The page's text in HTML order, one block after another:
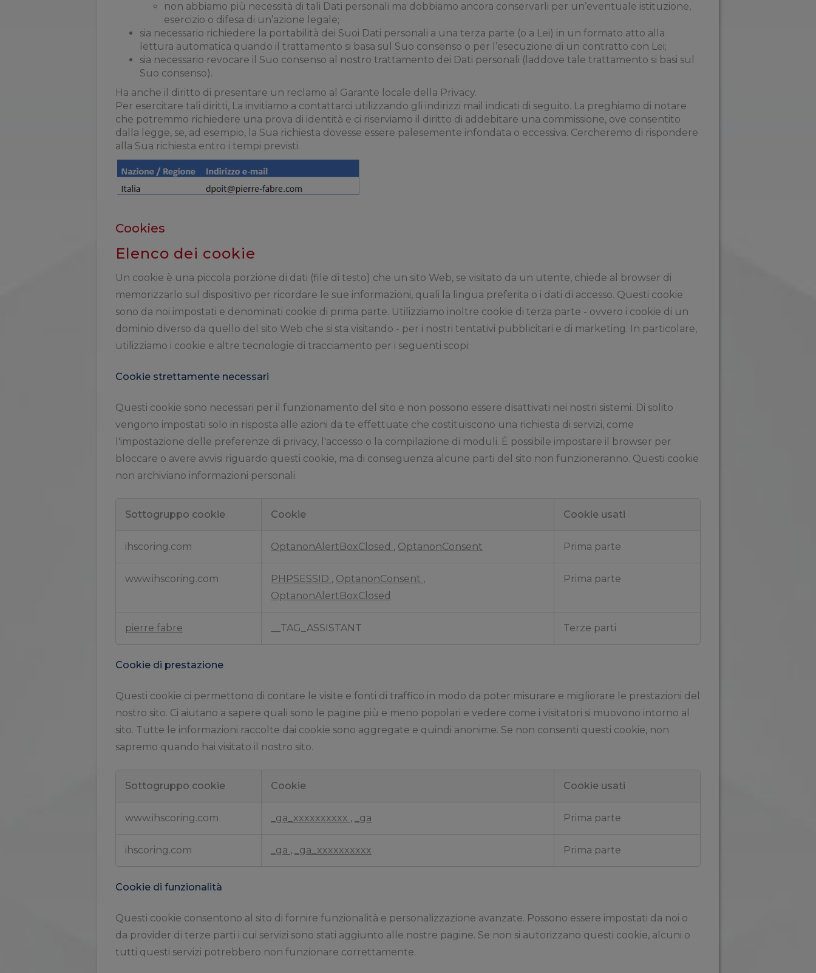
non abbiamo più necessità di tali Dati personali ma dobbiamo ancora conservarli per un’eventuale istituzione,
esercizio o difesa di un’azione legale;
sia necessario richiedere la portabilità dei Suoi Dati personali a una terza parte (o a Lei) in un formato atto alla
lettura automatica quando il trattamento si basa sul Suo consenso o per l’esecuzione di un contratto con Lei;
sia necessario revocare il Suo consenso al nostro trattamento dei Dati personali (laddove tale trattamento si basi sul
Suo consenso).
Ha anche il diritto di presentare un reclamo al Garante locale della Privacy.
Per esercitare tali diritti, La invitiamo a contattarci utilizzando gli indirizzi mail indicati di seguito. La preghiamo di notare
che potremmo richiedere una prova di identità e ci riserviamo il diritto di addebitare una commissione, ove consentito
dalla legge, se, ad esempio, la Sua richiesta dovesse essere palesemente infondata o eccessiva. Cercheremo di rispondere
alla Sua richiesta entro i tempi previsti.
Cookies
Elenco dei cookie
Un cookie è una piccola porzione di dati (file di testo) che un sito Web, se visitato da un utente, chiede al browser di
memorizzarlo sul dispositivo per ricordare le sue informazioni, quali la lingua preferita o i dati di accesso. Questi cookie
sono da noi impostati e denominati cookie di prima parte. Utilizziamo inoltre cookie di terza parte - ovvero i cookie di un
dominio diverso da quello del sito Web che si sta visitando - per i nostri tentativi pubblicitari e di marketing. In particolare,
utilizziamo i cookie e altre tecnologie di tracciamento per i seguenti scopi:
Cookie strettamente necessari
Questi cookie sono necessari per il funzionamento del sito e non possono essere disattivati ​​nei nostri sistemi. Di solito
vengono impostati solo in risposta alle azioni da te effettuate che costituiscono una richiesta di servizi, come
l'impostazione delle preferenze di privacy, l'accesso o la compilazione di moduli. È possibile impostare il browser per
bloccare o avere avvisi riguardo questi cookie, ma di conseguenza alcune parti del sito non funzioneranno. Questi cookie
non archiviano informazioni personali.
strettamente
necessari
Sottogruppo cookie Cookie Cookie usati
ihscoring.com OptanonAlertBoxClosed , OptanonConsent Prima parte
www.ihscoring.com PHPSESSID , OptanonConsent ,
OptanonAlertBoxClosed
Prima parte
pierre fabre __TAG_ASSISTANT Terze parti
Cookie di prestazione
Questi cookie ci permettono di contare le visite e fonti di traffico in modo da poter misurare e migliorare le prestazioni del
nostro sito. Ci aiutano a sapere quali sono le pagine più e meno popolari e vedere come i visitatori si muovono intorno al
sito. Tutte le informazioni raccolte dai cookie sono aggregate e quindi anonime. Se non consenti questi cookie, non
sapremo quando hai visitato il nostro sito.
prestazione
Sottogruppo cookie Cookie Cookie usati
www.ihscoring.com _ga_xxxxxxxxxx , _ga Prima parte
ihscoring.com _ga , _ga_xxxxxxxxxx Prima parte
Cookie di funzionalità
Questi cookie consentono al sito di fornire funzionalità e personalizzazione avanzate. Possono essere impostati da noi o
da provider di terze parti i cui servizi sono stati aggiunto alle nostre pagine. Se non si autorizzano questi cookie, alcuni o
tutti questi servizi potrebbero non funzionare correttamente.